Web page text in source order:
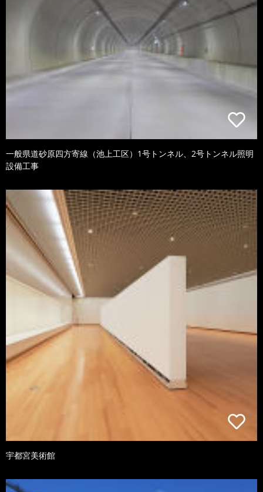
一般県道砂原四方寄線（池上工区）1号トンネル、2号トンネル照明
設備工事
宇都宮美術館